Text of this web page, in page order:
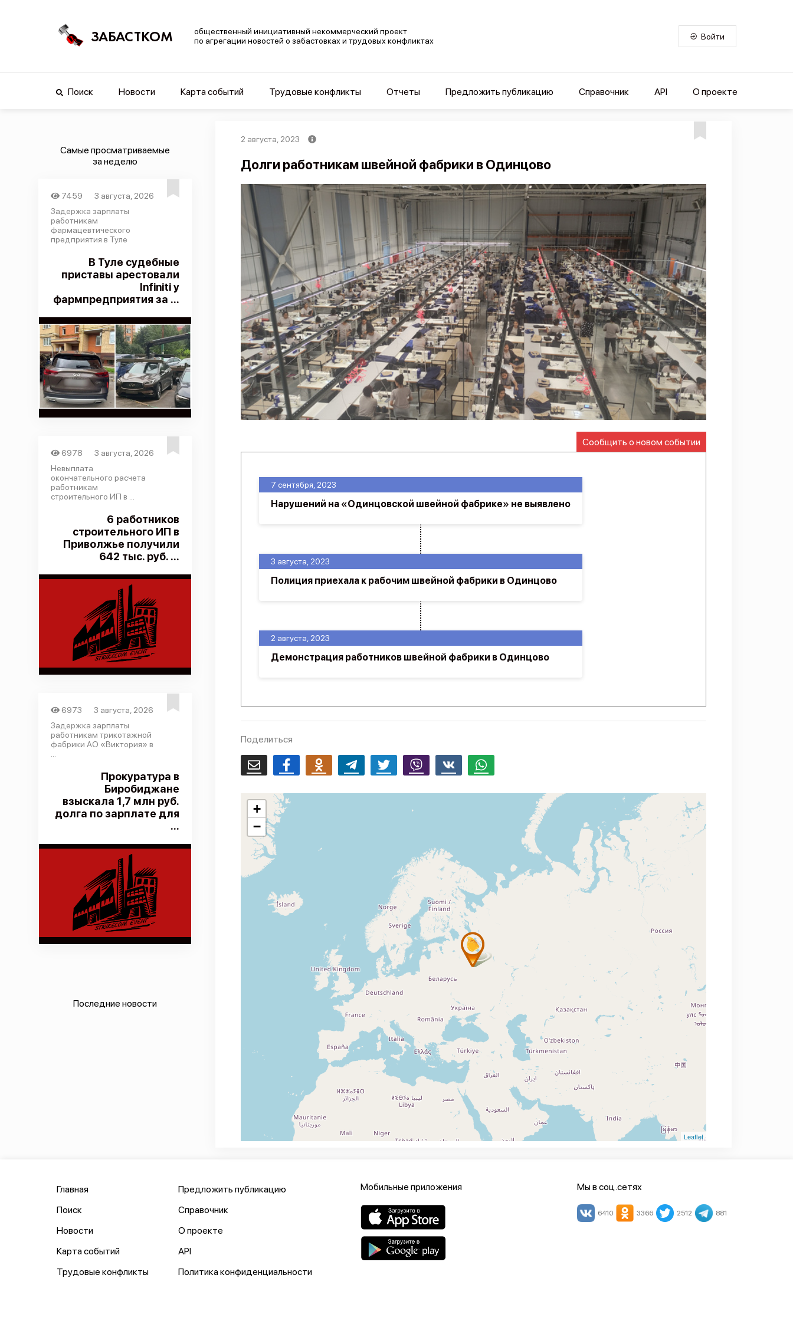
ЗАБАСТКОМ
общественный инициативный некоммерческий проект
по агрегации новостей о забастовках и трудовых конфликтах
Войти
Поиск Новости Карта событий Трудовые конфликты Отчеты Предложить публикацию Справочник API О проекте
Самые просматриваемые
за неделю
7459
3 августа, 2026
Задержка зарплаты
работникам
фармацевтического
предприятия в Туле
В Туле судебные
приставы арестовали
Infiniti у
фармпредприятия за ...
6978
3 августа, 2026
Невыплата
окончательного расчета
работникам
строительного ИП в ...
6 работников
строительного ИП в
Приволжье получили
642 тыс. руб. ...
6973
3 августа, 2026
Задержка зарплаты
работникам трикотажной
фабрики АО «Виктория» в
Прокуратура в
Биробиджане
взыскала 1,7 млн руб.
долга по зарплате для
...
Последние новости
2 августа, 2023
Долги работникам швейной фабрики в Одинцово
Сообщить о новом событии
2 августа, 2023
Демонстрация работников швейной фабрики в Одинцово
3 августа, 2023
Полиция приехала к рабочим швейной фабрики в Одинцово
7 сентября, 2023
Нарушений на «Одинцовской швейной фабрике» не выявлено
Поделиться
Email FacebookOdnoklassnikiTelegram Twitter Viber Whatsapp
+
−
Leaflet
Главная
Поиск
Новости
Карта событий
Трудовые конфликты
Предложить публикацию
Справочник
О проекте
API
Политика конфиденциальности
Мобильные приложения Мы в соц.сетях
6410 3366 2512 881